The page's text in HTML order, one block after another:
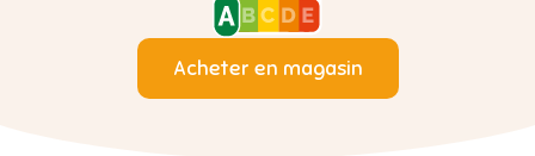
Acheter en magasin